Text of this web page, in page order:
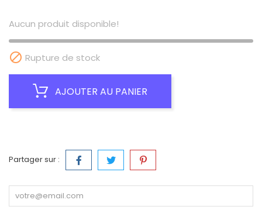
Aucun produit disponible!
 Rupture de stock
AJOUTER AU PANIER
Partager sur :